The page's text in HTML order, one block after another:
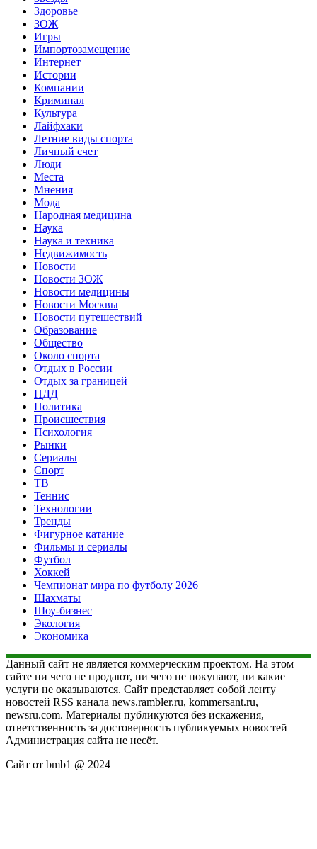
Здоровье
ЗОЖ
Игры
Импортозамещение
Интернет
Истории
Компании
Криминал
Культура
Лайфхаки
Летние виды спорта
Личный счет
Люди
Места
Мнения
Мода
Народная медицина
Наука
Наука и техника
Недвижимость
Новости
Новости ЗОЖ
Новости медицины
Новости Москвы
Новости путешествий
Образование
Общество
Около спорта
Отдых в России
Отдых за границей
ПДД
Политика
Происшествия
Психология
Рынки
Сериалы
Спорт
ТВ
Теннис
Технологии
Тренды
Фигурное катание
Фильмы и сериалы
Футбол
Хоккей
Чемпионат мира по футболу 2026
Шахматы
Шоу-бизнес
Экология
Экономика
Данный сайт не является коммерческим проектом. На этом
сайте ни чего не продают, ни чего не покупают, ни какие
услуги не оказываются. Сайт представляет собой ленту
новостей RSS канала news.rambler.ru, kommersant.ru,
newsru.com. Материалы публикуются без искажения,
ответственность за достоверность публикуемых новостей
Администрация сайта не несёт.
Сайт от bmb1 @ 2024